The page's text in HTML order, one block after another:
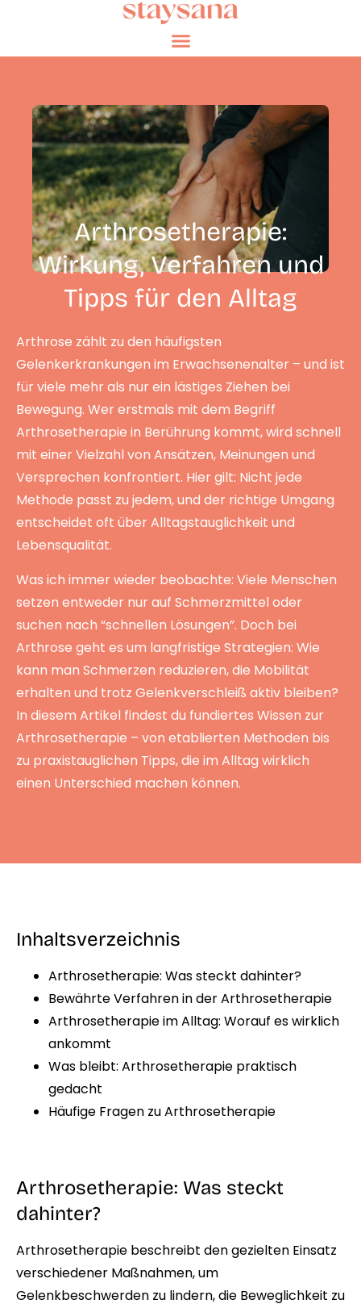
Arthrosetherapie:
Wirkung, Verfahren und
Tipps für den Alltag
Arthrose zählt zu den häufigsten
Gelenkerkrankungen im Erwachsenenalter – und ist
für viele mehr als nur ein lästiges Ziehen bei
Bewegung. Wer erstmals mit dem Begriff
Arthrosetherapie in Berührung kommt, wird schnell
mit einer Vielzahl von Ansätzen, Meinungen und
Versprechen konfrontiert. Hier gilt: Nicht jede
Methode passt zu jedem, und der richtige Umgang
entscheidet oft über Alltagstauglichkeit und
Lebensqualität.
Was ich immer wieder beobachte: Viele Menschen
setzen entweder nur auf Schmerzmittel oder
suchen nach “schnellen Lösungen”. Doch bei
Arthrose geht es um langfristige Strategien: Wie
kann man Schmerzen reduzieren, die Mobilität
erhalten und trotz Gelenkverschleiß aktiv bleiben?
In diesem Artikel findest du fundiertes Wissen zur
Arthrosetherapie – von etablierten Methoden bis
zu praxistauglichen Tipps, die im Alltag wirklich
einen Unterschied machen können.
Inhaltsverzeichnis
Arthrosetherapie: Was steckt dahinter?
Bewährte Verfahren in der Arthrosetherapie
Arthrosetherapie im Alltag: Worauf es wirklich
ankommt
Was bleibt: Arthrosetherapie praktisch
gedacht
Häufige Fragen zu Arthrosetherapie
Arthrosetherapie: Was steckt
dahinter?
Arthrosetherapie beschreibt den gezielten Einsatz
verschiedener Maßnahmen, um
Gelenkbeschwerden zu lindern, die Beweglichkeit zu